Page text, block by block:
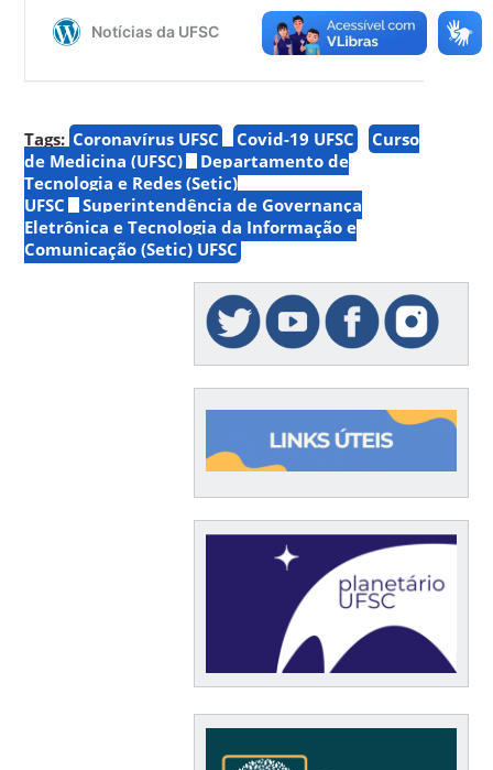
Tags: Coronavírus UFSC Covid-19 UFSC
Curso
de Medicina (UFSC)
Departamento de
Tecnologia e Redes (Setic)
UFSC
Superintendência de Governança
Eletrônica e Tecnologia da Informação e
Comunicação (Setic) UFSC